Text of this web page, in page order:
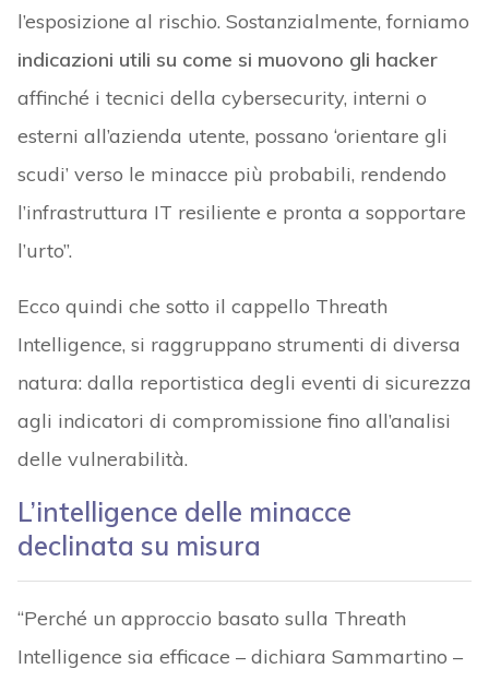
l’esposizione al rischio. Sostanzialmente, forniamo
indicazioni utili su come si muovono gli hacker
affinché i tecnici della cybersecurity, interni o
esterni all’azienda utente, possano ‘orientare gli
scudi’ verso le minacce più probabili, rendendo
l’infrastruttura IT resiliente e pronta a sopportare
l’urto”.
Ecco quindi che sotto il cappello Threath
Intelligence, si raggruppano strumenti di diversa
natura: dalla reportistica degli eventi di sicurezza
agli indicatori di compromissione fino all’analisi
delle vulnerabilità.
L’intelligence delle minacce
declinata su misura
“Perché un approccio basato sulla Threath
Intelligence sia efficace – dichiara Sammartino –